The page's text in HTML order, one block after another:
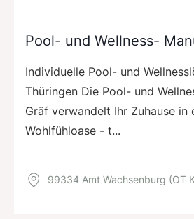
Pool- und Wellness-
Individuelle Pool- und
Thüringen Die Pool- und
Gräf verwandelt Ihr Zuhause in
Wohlfühloase - t...
99334 Amt Wachsenburg (OT